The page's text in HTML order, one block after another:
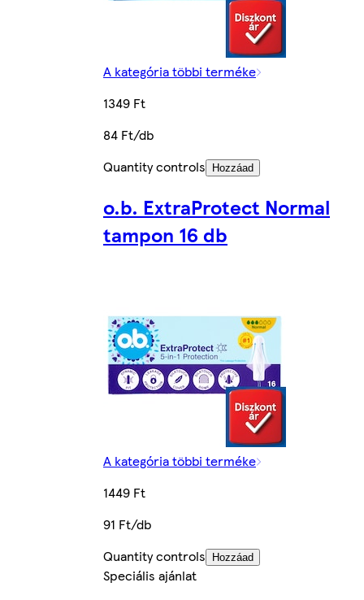
A kategória többi terméke
1349 Ft
84 Ft/db
Quantity controls
Hozzáad
o.b. ExtraProtect Normal
tampon 16 db
A kategória többi terméke
1449 Ft
91 Ft/db
Quantity controls
Hozzáad
Speciális ajánlat